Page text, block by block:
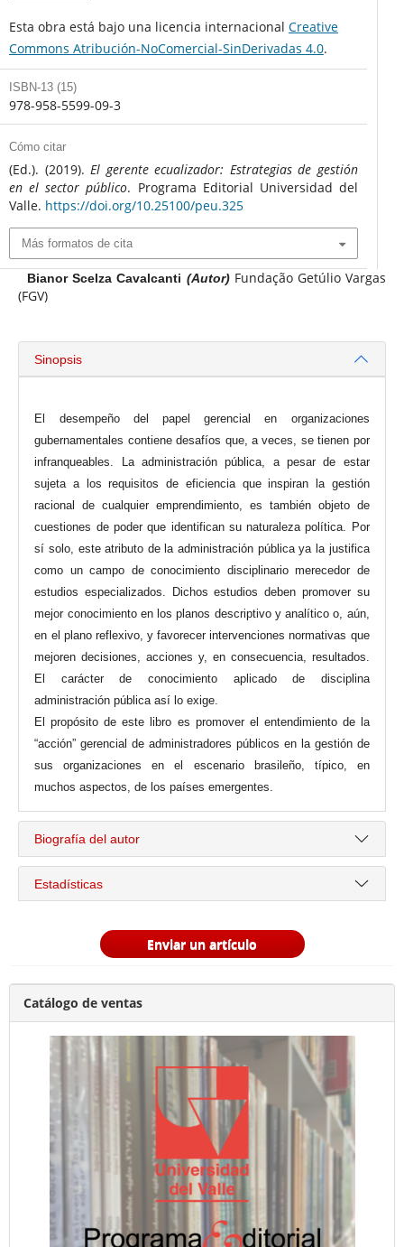
Esta obra está bajo una licencia internacional Creative
Commons Atribución-NoComercial-SinDerivadas 4.0.
ISBN-13 (15)
978-958-5599-09-3
Cómo citar
(Ed.). (2019).El gerente ecualizador: Estrategias de gestión
en el sector público. Programa Editorial Universidad del
Valle. https://doi.org/10.25100/peu.325
Más formatos de cita
Bianor Scelza Cavalcanti (Autor) Fundação Getúlio Vargas
(FGV)
Sinopsis
El desempeño del papel gerencial en organizaciones
gubernamentales contiene desafíos que, a veces, se tienen por
infranqueables. La administración pública, a pesar de estar
sujeta a los requisitos de eficiencia que inspiran la gestión
racional de cualquier emprendimiento, es también objeto de
cuestiones de poder que identifican su naturaleza política. Por
sí solo, este atributo de la administración pública ya la justifica
como un campo de conocimiento disciplinario merecedor de
estudios especializados. Dichos estudios deben promover su
mejor conocimiento en los planos descriptivo y analítico o, aún,
en el plano reflexivo, y favorecer intervenciones normativas que
mejoren decisiones, acciones y, en consecuencia, resultados.
El carácter de conocimiento aplicado de disciplina
administración pública así lo exige.
El propósito de este libro es promover el entendimiento de la
“acción” gerencial de administradores públicos en la gestión de
sus organizaciones en el escenario brasileño, típico, en
muchos aspectos, de los países emergentes.
Biografía del autor
Estadísticas
Enviar un artículo
Catálogo de ventas